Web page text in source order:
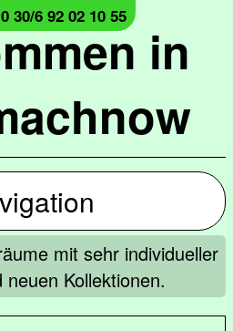
in
30/6 92 02 10 55
mit sehr individueller
Kollektionen.